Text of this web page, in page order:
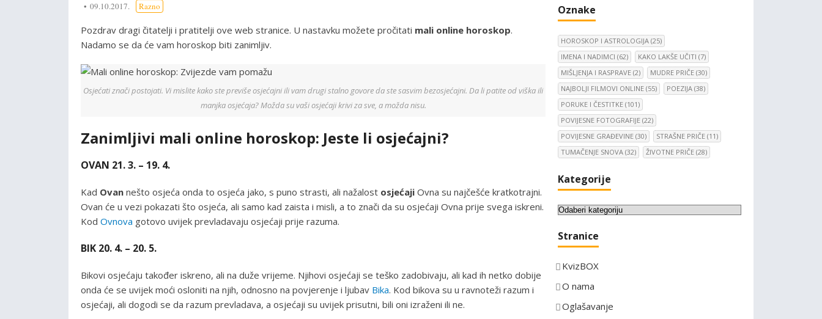
09.10.2017. Razno
Pozdrav dragi čitatelji i pratitelji ove web stranice. U nastavku možete pročitati mali online horoskop.
Nadamo se da će vam horoskop biti zanimljiv.
Osjećati znači postojati. Vi mislite kako ste previše osjećajni ili vam drugi stalno govore da ste sasvim bezosjećajni. Da li patite od viška ili
manjka osjećaja? Možda su vaši osjećaji krivi za sve, a možda nisu.
Zanimljivi mali online horoskop: Jeste li osjećajni?
OVAN 21. 3. – 19. 4.
Kad Ovan nešto osjeća onda to osjeća jako, s puno strasti, ali nažalost osjećaji Ovna su najčešće kratkotrajni.
Ovan će u vezi pokazati što osjeća, ali samo kad zaista i misli, a to znači da su osjećaji Ovna prije svega iskreni.
Kod Ovnova gotovo uvijek prevladavaju osjećaji prije razuma.
BIK 20. 4. – 20. 5.
Bikovi osjećaju također iskreno, ali na duže vrijeme. Njihovi osjećaji se teško zadobivaju, ali kad ih netko dobije
onda će se uvijek moći osloniti na njih, odnosno na povjerenje i ljubav Bika. Kod bikova su u ravnoteži razum i
osjećaji, ali dogodi se da razum prevladava, a osjećaji su uvijek prisutni, bili oni izraženi ili ne.
Oznake
HOROSKOP I ASTROLOGIJA (25)
IMENA I NADIMCI (62) KAKO LAKŠE UČITI (7)
MIŠLJENJA I RASPRAVE (2) MUDRE PRIČE (30)
NAJBOLJI FILMOVI ONLINE (55) POEZIJA (38)
PORUKE I ČESTITKE (101)
POVIJESNE FOTOGRAFIJE (22)
POVIJESNE GRAĐEVINE (30) STRAŠNE PRIČE (11)
TUMAČENJE SNOVA (32) ŽIVOTNE PRIČE (28)
Kategorije
K
t
g
o
i
Stranice
KvizBOX
O nama
Oglašavanje